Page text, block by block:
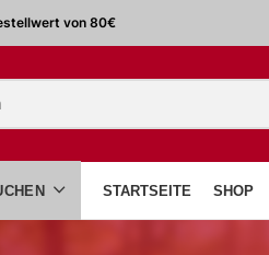
von 80€
STARTSEITE SHOP